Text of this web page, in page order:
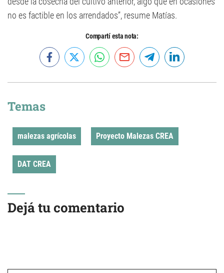
no es factible en los arrendados”, resume Matías.
Compartí esta nota:
Temas
malezas agrícolas Proyecto Malezas CREA
DAT CREA
Dejá tu comentario